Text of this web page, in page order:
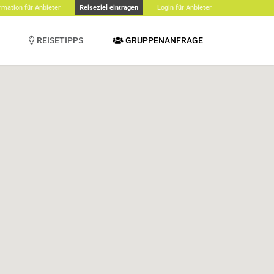
für Anbieter Reiseziel eintragen Login für Anbieter
REISETIPPS GRUPPENANFRAGE